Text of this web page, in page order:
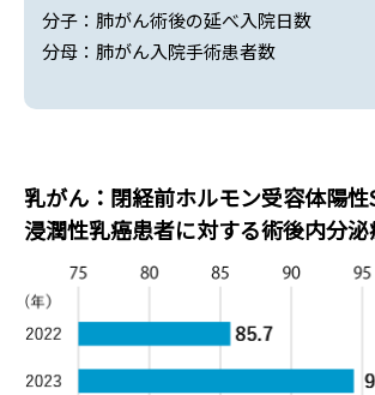
分子：肺がん術後の延べ入院日数
分母：肺がん入院手術患者数
乳がん：閉経前ホルモン受容体陽
浸潤性乳癌患者に対する術後内分